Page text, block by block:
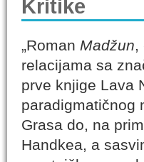
Kritike
„Roman Madžun,
relacijama sa
prve knjige Lava
paradigmatičnog
Grasa do, na
Handkea, a